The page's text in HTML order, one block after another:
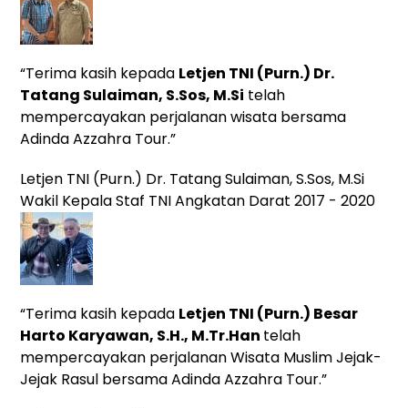
“Terima kasih kepada Letjen TNI (Purn.) Dr.
Tatang Sulaiman, S.Sos, M.Si telah
mempercayakan perjalanan wisata bersama
Adinda Azzahra Tour.”
Letjen TNI (Purn.) Dr. Tatang Sulaiman, S.Sos, M.Si
Wakil Kepala Staf TNI Angkatan Darat 2017 - 2020
“Terima kasih kepada Letjen TNI (Purn.) Besar
Harto Karyawan, S.H., M.Tr.Han telah
mempercayakan perjalanan Wisata Muslim Jejak-
Jejak Rasul bersama Adinda Azzahra Tour.”